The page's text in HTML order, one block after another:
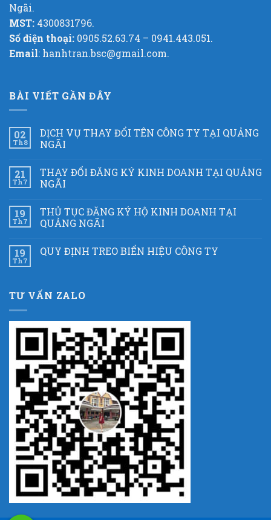
Ngãi.
MST: 4300831796.
Số điện thoại: 0905.52.63.74 – 0941.443.051.
Email: hanhtran.bsc@gmail.com.
BÀI VIẾT GẦN ĐÂY
02
Th8
DỊCH VỤ THAY ĐỔI TÊN CÔNG TY TẠI QUẢNG
NGÃI
21
Th7
THAY ĐỔI ĐĂNG KÝ KINH DOANH TẠI QUẢNG
NGÃI
19
Th7
THỦ TỤC ĐĂNG KÝ HỘ KINH DOANH TẠI
QUẢNG NGÃI
19
Th7
QUY ĐỊNH TREO BIỂN HIỆU CÔNG TY
TƯ VẤN ZALO